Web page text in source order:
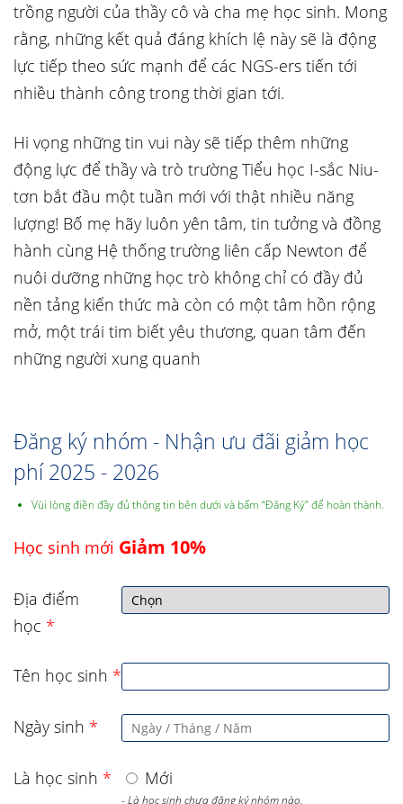
trồng người của thầy cô và cha mẹ học sinh. Mong
rằng, những kết quả đáng khích lệ này sẽ là động
lực tiếp theo sức mạnh để các NGS-ers tiến tới
nhiều thành công trong thời gian tới.
Hi vọng những tin vui này sẽ tiếp thêm những
động lực để thầy và trò trường Tiểu học I-sắc Niu-
tơn bắt đầu một tuần mới với thật nhiều năng
lượng! Bố mẹ hãy luôn yên tâm, tin tưởng và đồng
hành cùng Hệ thống trường liên cấp Newton để
nuôi dưỡng những học trò không chỉ có đầy đủ
nền tảng kiến thức mà còn có một tâm hồn rộng
mở, một trái tim biết yêu thương, quan tâm đến
những người xung quanh
Đăng ký nhóm - Nhận ưu đãi giảm học
phí 2025 - 2026
Vùi lòng điền đầy đủ thông tin bên dưới và bấm “Đăng Ký” để hoàn thành.
Học sinh mới Giảm 10%
Địa điểm
học *
Tên học sinh *
Ngày sinh *
Là học sinh * Mới
- Là học sinh chưa đăng ký nhóm nào,